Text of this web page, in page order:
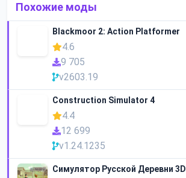
Похожие моды
Blackmoor 2: Action Platformer
4.6
9 705
v2603.19
Construction Simulator 4
4.4
12 699
v1.24.1235
Симулятор Русской Деревни 3D